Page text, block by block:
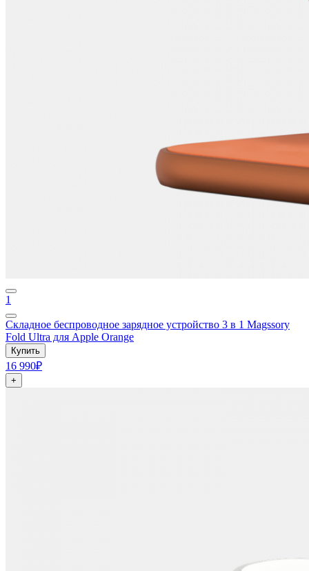
1
Складное беспроводное зарядное устройство 3 в 1 Magssory
Fold Ultra для Apple Orange
Купить
16 990₽
+